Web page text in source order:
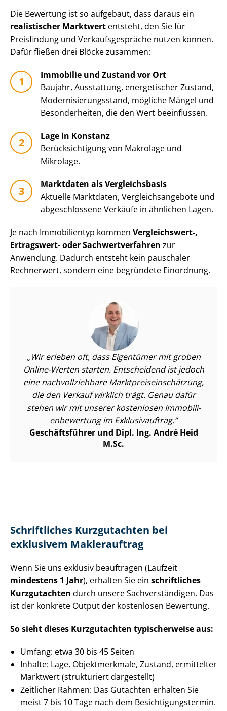
Die Bewertung ist so aufgebaut, dass daraus ein
realistischer Marktwert entsteht, den Sie für
Preisfindung und Ver­kaufs­ge­sprä­che nutzen können.
Dafür fließen drei Blöcke zusammen:
Immobilie und Zustand vor Ort
Baujahr, Ausstattung, energetischer Zustand,
Mo­der­ni­sie­rungs­stand, mögliche Mängel und
Besonderheiten, die den Wert beeinflussen.
Lage in Konstanz
Be­rück­sich­ti­gung von Makrolage und
Mikrolage.
Marktdaten als Vergleichsbasis
Aktuelle Marktdaten, Ver­gleichs­an­ge­bo­te und
abgeschlossene Verkäufe in ähnlichen Lagen.
Je nach Immobilientyp kommen Vergleichswert-,
Ertragswert- oder Sach­wert­ver­fah­ren zur
Anwendung. Dadurch entsteht kein pauschaler
Rechnerwert, sondern eine begründete Einordnung.
Wir erleben oft, dass Eigentümer mit groben
Online-Werten starten. Entscheidend ist jedoch
eine nach­voll­zieh­ba­re Markt­preis­ein­schät­zung,
die den Verkauf wirklich trägt. Genau dafür
stehen wir mit unserer kostenlosen Im­mo­bi­li­
en­be­wer­tung im Exklusivauftrag.
Geschäftsführer und Dipl. Ing. André Heid
M.Sc.
Schriftliches Kurzgutachten bei
exklusivem Maklerauftrag
Wenn Sie uns exklusiv beauftragen (Laufzeit
mindestens 1 Jahr), erhalten Sie ein schriftliches
Kurzgutachten durch unsere Sach­ver­stän­di­gen. Das
ist der konkrete Output der kostenlosen Bewertung.
So sieht dieses Kurzgutachten typischerweise aus:
Umfang: etwa 30 bis 45 Seiten
Inhalte: Lage, Objektmerkmale, Zustand, ermittelter
Marktwert (strukturiert dargestellt)
Zeitlicher Rahmen: Das Gutachten erhalten Sie
meist 7 bis 10 Tage nach dem Be­sich­ti­gungs­ter­min.